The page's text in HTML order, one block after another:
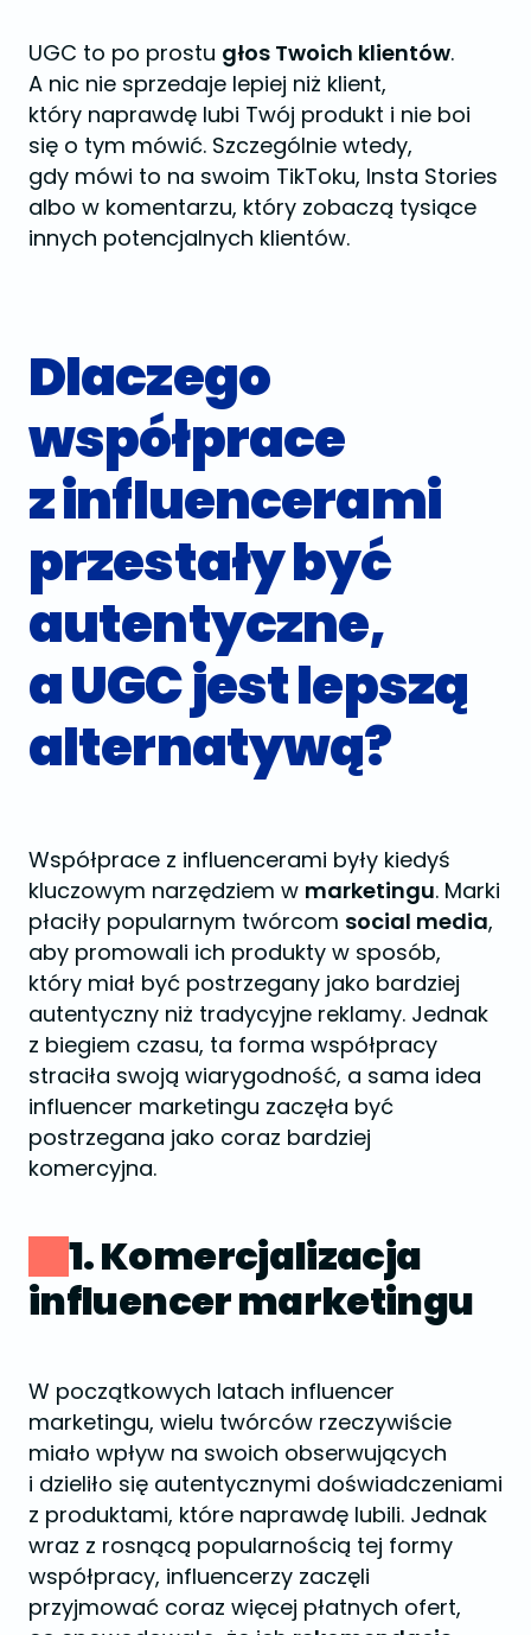
UGC to po prostu głos Twoich klientów.
A nic nie sprzedaje lepiej niż klient,
który naprawdę lubi Twój produkt i nie boi
się o tym mówić. Szczególnie wtedy,
gdy mówi to na swoim TikToku, Insta Stories
albo w komentarzu, który zobaczą tysiące
innych potencjalnych klientów.
Dlaczego
współprace
z influencerami
przestały być
autentyczne,
a UGC jest lepszą
alternatywą?
Współprace z influencerami były kiedyś
kluczowym narzędziem w marketingu. Marki
płaciły popularnym twórcom social media,
aby promowali ich produkty w sposób,
który miał być postrzegany jako bardziej
autentyczny niż tradycyjne reklamy. Jednak
z biegiem czasu, ta forma współpracy
straciła swoją wiarygodność, a sama idea
influencer marketingu zaczęła być
postrzegana jako coraz bardziej
komercyjna.
1. Komercjalizacja
influencer marketingu
W początkowych latach influencer
marketingu, wielu twórców rzeczywiście
miało wpływ na swoich obserwujących
i dzieliło się autentycznymi doświadczeniami
z produktami, które naprawdę lubili. Jednak
wraz z rosnącą popularnością tej formy
współpracy, influencerzy zaczęli
przyjmować coraz więcej płatnych ofert,